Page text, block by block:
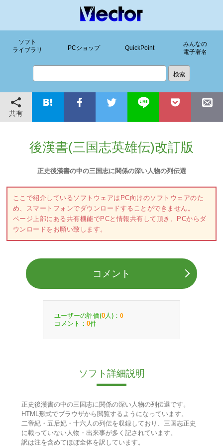
ソフト
ライブラリ
PCショップ QuickPoint
みんなの
電子署名
共有
後漢書(三国志英雄伝)改訂版
正史後漢書の中の三国志に関係の深い人物の列伝選
ここで紹介しているソフトウェアはPC向けのソフトウェアのた
め、スマートフォンでダウンロードすることができません。
ページ上部にある共有機能でPCと情報共有して頂き、PCからダ
ウンロードをお願い致します。
コメント
ユーザーの評価(0 人)： 0
コメント： 0件
ソフト詳細説明
正史後漢書の中の三国志に関係の深い人物の列伝選です。
HTML形式でブラウザから閲覧するようになっています。
二帝紀・五后妃・十六人の列伝を収録しており、三国志正史
に載っていない人物・出来事が多く記されています。
訳は注を含めてほぼ全体を訳しています。